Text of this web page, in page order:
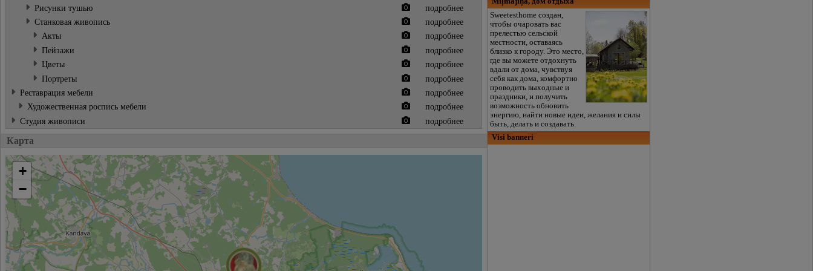
Рисунки тушью
подробнее
Станковая живопись
подробнее
Акты
подробнее
Пейзажи
подробнее
Цветы
подробнее
Портреты
подробнее
Реставрация мебели
подробнее
Художественная роспись мебели
подробнее
Студия живописи
подробнее
Карта
+
−
Sweetesthome создан,
чтобы очаровать вас
прелестью сельской
местности, оставаясь
близко к городу. Это место,
где вы можете отдохнуть
вдали от дома, чувствуя
себя как дома, комфортно
проводить выходные и
праздники, и получить
возможность обновить
энергию, найти новые идеи, желания и силы
быть, делать и создавать.
Visi banneri